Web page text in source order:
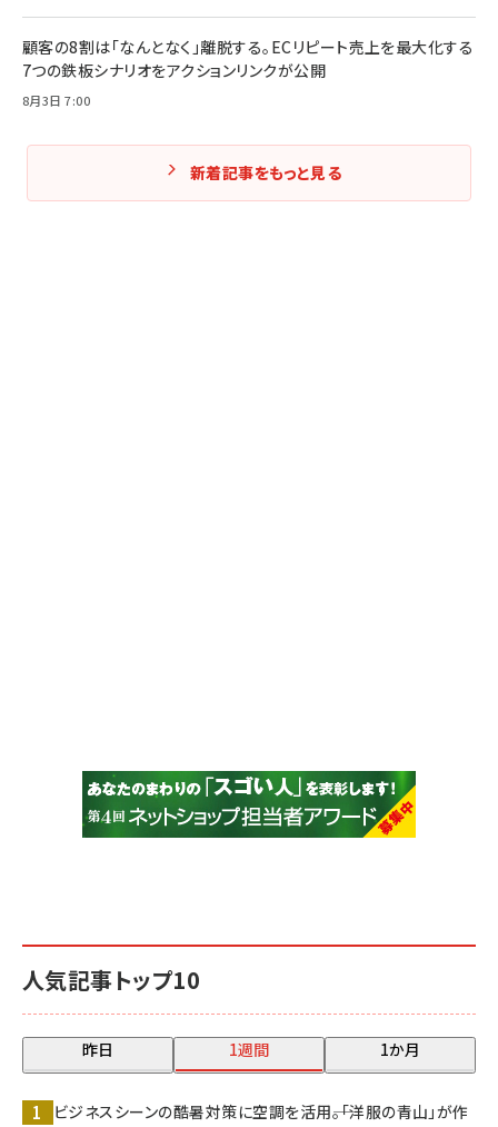
人気記事トップ10
昨日 1週間 1か月
ビジネスシーンの酷暑対策に空調を活用――。「洋服の青山」が作
顧客の8割は「なんとなく」離脱する。ECリピート売上を最大化する
7つの鉄板シナリオをアクションリンクが公開
8月3日 7:00
新着記事をもっと見る